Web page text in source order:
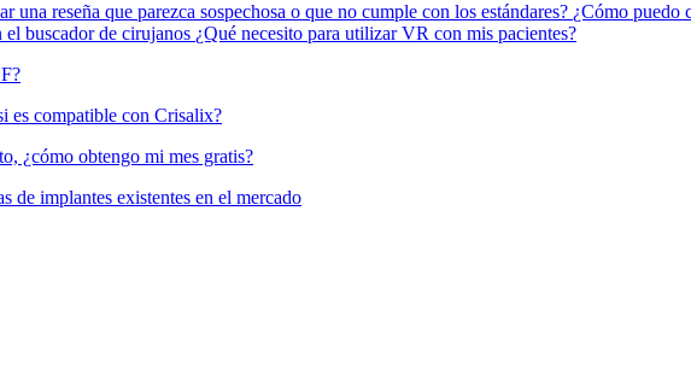
una reseña que parezca sospechosa o que no cumple con los estándares? ¿Cómo puedo
buscador de cirujanos ¿Qué necesito para utilizar VR con mis pacientes?
es compatible con Crisalix?
¿cómo obtengo mi mes gratis?
de implantes existentes en el mercado